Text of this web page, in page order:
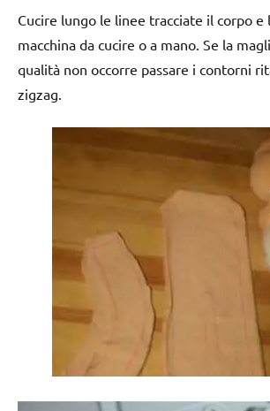
Cucire lungo le linee tracciate il corpo e
macchina da cucire o a mano. Se la
qualità non occorre passare i contorni
zigzag.